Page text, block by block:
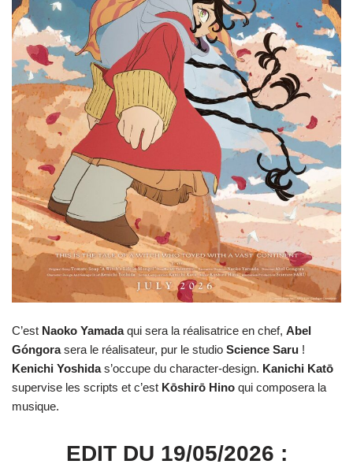
C’est Naoko Yamadaqui sera la réalisatrice en chef, Abel
Góngorasera le réalisateur, pur le studio Science Saru !
Kenichi Yoshidas’occupe du character-design. Kanichi Katō
supervise les scripts et c’est Kōshirō Hino qui composera la
musique.
EDIT DU 19/05/2026 :